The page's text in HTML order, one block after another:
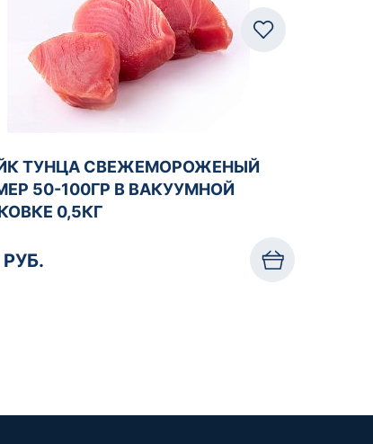
ТУНЦА СВЕЖЕМОРОЖЕНЫЙ
50-100ГР В ВАКУУМНОЙ
0,5КГ